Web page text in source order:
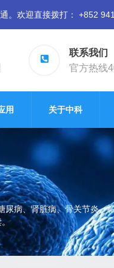
。欢迎直接拨打： +852
联系我们
官方热线
用 关于中科
病、肾脏病、骨关节炎、
。